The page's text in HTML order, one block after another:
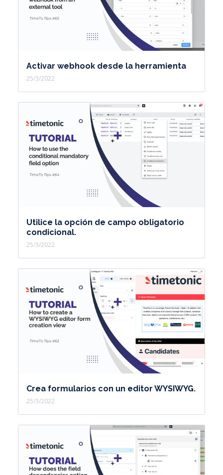
Activar webhook desde la herramienta
25/3/2022
Utilice la opción de campo obligatorio
condicional.
25/3/2022
Crea formularios con un editor WYSIWYG.
25/3/2022